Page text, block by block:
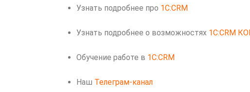
Узнать подробнее про 1C:CRM
Узнать подробнее о возможностях 1C:CRM
Обучение работе в 1C:CRM
Наш Телеграм-канал